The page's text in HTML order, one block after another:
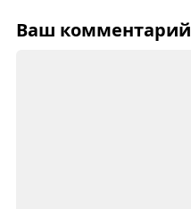
Ваш комментарий